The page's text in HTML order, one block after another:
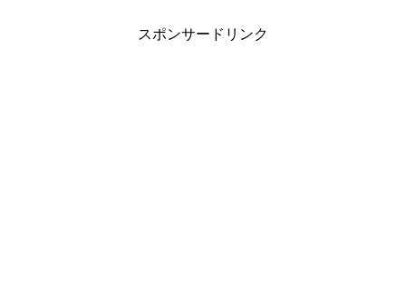
スポンサードリンク